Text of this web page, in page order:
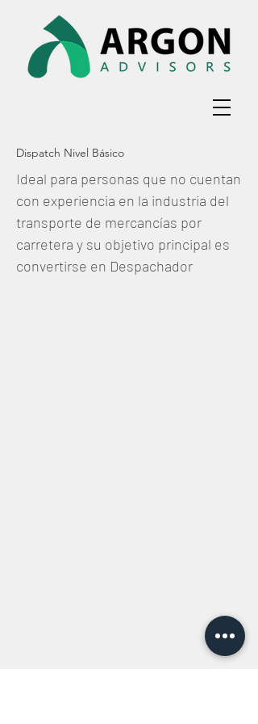
Dispatch Nivel Básico
Ideal para personas que no cuentan
con experiencia en la industria del
transporte de mercancías por
carretera y su objetivo principal es
convertirse en Despachador